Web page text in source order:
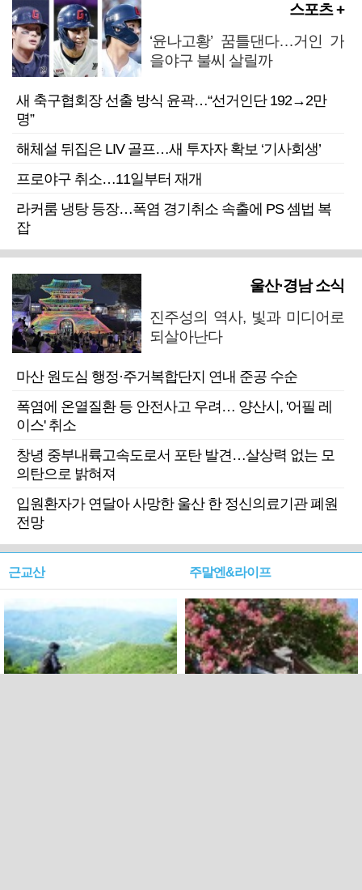
스포츠 +
‘윤나고황’ 꿈틀댄다…거인 가
을야구 불씨 살릴까
새 축구협회장 선출 방식 윤곽…“선거인단 192→2만
명”
해체설 뒤집은 LIV 골프…새 투자자 확보 ‘기사회생’
프로야구 취소…11일부터 재개
라커룸 냉탕 등장…폭염 경기취소 속출에 PS 셈법 복
잡
울산·경남 소식
진주성의 역사, 빛과 미디어로
되살아난다
마산 원도심 행정·주거복합단지 연내 준공 수순
폭염에 온열질환 등 안전사고 우려… 양산시, '어필 레
이스' 취소
창녕 중부내륙고속도로서 포탄 발견…살상력 없는 모
의탄으로 밝혀져
입원환자가 연달아 사망한 울산 한 정신의료기관 폐원
전망
근교산 주말엔&라이프